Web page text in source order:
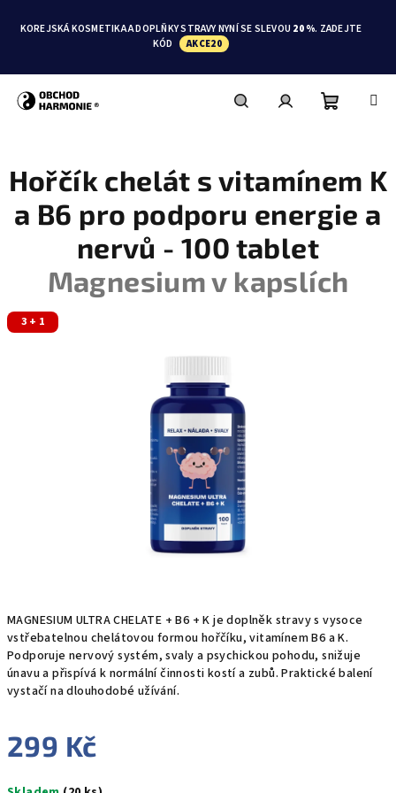
KOREJSKÁ KOSMETIKA A DOPLŇKY STRAVY NYNÍ SE SLEVOU 20 %. ZADEJTE
KÓD
AKCE20
košík
MAGNESIUM ULTRA CHELATE + B6 + K je doplněk stravy s vysoce
vstřebatelnou chelátovou formou hořčíku, vitamínem B6 a K.
Podporuje nervový systém, svaly a psychickou pohodu, snižuje
únavu a přispívá k normální činnosti kostí a zubů. Praktické balení
vystačí na dlouhodobé užívání.
299 Kč
Hořčík chelát s vitamínem K
a B6 pro podporu energie a
nervů - 100 tablet
Magnesium v kapslích
3 + 1